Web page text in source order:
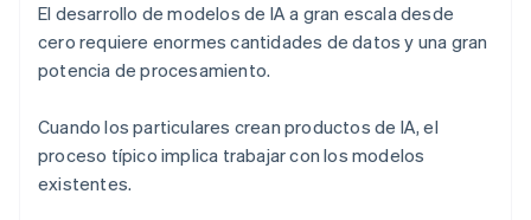
El desarrollo de modelos de IA a gran escala desde
cero requiere enormes cantidades de datos y una gran
potencia de procesamiento.
Cuando los particulares crean productos de IA, el
proceso típico implica trabajar con los modelos
existentes.